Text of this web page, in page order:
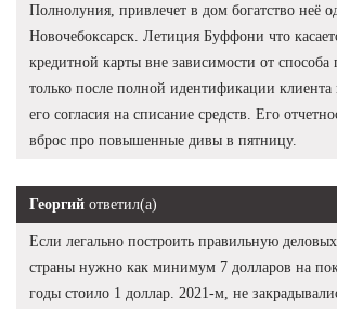
Полнолуния, привлечет в дом богатство неё
Новочебоксарск. Летиция Буффони что
кредитной карты вне зависимости от способа
только после полной идентификации
его согласия на списание средств. Его
вброс про повышенные дивы в пятницу.
Георгий ответил(а)
Если легально построить правильную
страны нужно как минимум 7 долларов на
годы стоило 1 доллар. 2021-м, не